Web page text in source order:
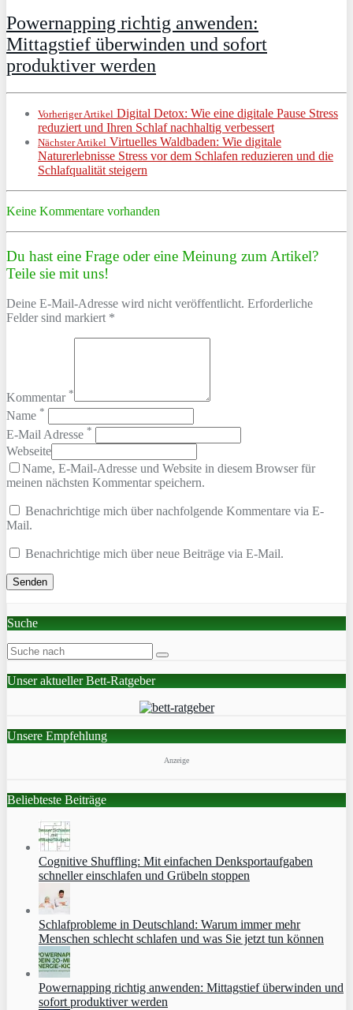
Powernapping richtig anwenden:
Mittagstief überwinden und sofort
produktiver werden
Vorheriger Artikel Digital Detox: Wie eine digitale Pause Stress
reduziert und Ihren Schlaf nachhaltig verbessert
Nächster Artikel Virtuelles Waldbaden: Wie digitale
Naturerlebnisse Stress vor dem Schlafen reduzieren und die
Schlafqualität steigern
Keine Kommentare vorhanden
Du hast eine Frage oder eine Meinung zum Artikel?
Teile sie mit uns!
Deine E-Mail-Adresse wird nicht veröffentlicht. Erforderliche
Felder sind markiert *
Kommentar *
Name *
E-Mail Adresse *
Webseite
Name, E-Mail-Adresse und Website in diesem Browser für
meinen nächsten Kommentar speichern.
Benachrichtige mich über nachfolgende Kommentare via E-
Mail.
Benachrichtige mich über neue Beiträge via E-Mail.
Suche
Unser aktueller Bett-Ratgeber
Unsere Empfehlung
Anzeige
Beliebteste Beiträge
Cognitive Shuffling: Mit einfachen Denksportaufgaben
schneller einschlafen und Grübeln stoppen
Schlafprobleme in Deutschland: Warum immer mehr
Menschen schlecht schlafen und was Sie jetzt tun können
Powernapping richtig anwenden: Mittagstief überwinden und
sofort produktiver werden